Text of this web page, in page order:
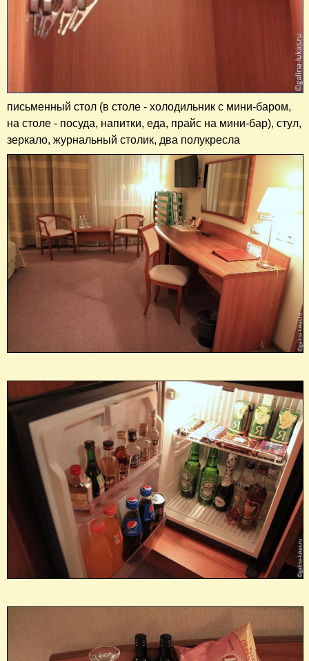
письменный стол (в столе - холодильник с мини-баром,
на столе - посуда, напитки, еда, прайс на мини-бар), стул,
зеркало, журнальный столик, два полукресла